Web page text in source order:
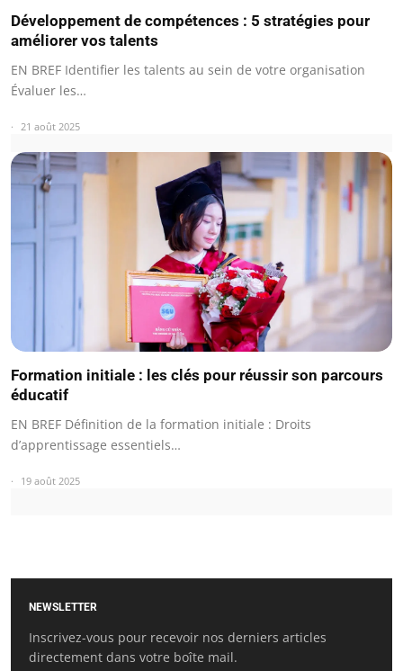
Développement de compétences : 5 stratégies pour
améliorer vos talents
EN BREF Identifier les talents au sein de votre organisation
Évaluer les…
21 août 2025
Formation initiale : les clés pour réussir son parcours
éducatif
EN BREF Définition de la formation initiale : Droits
d’apprentissage essentiels…
19 août 2025
NEWSLETTER
Inscrivez-vous pour recevoir nos derniers articles
directement dans votre boîte mail.